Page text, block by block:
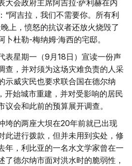
大会政府主席阿吉拉·萨利赫在内
“阿吉拉，我们不需要你。所有利
上，愤怒的抗议者还放火烧毁了
杜勒-梅纳姆·海西的宅邸。
表星期一（9月18日）宣读一份声
查，并对须为这场灾难负责的人采
示威灾民也要求联合国在德尔纳
开始城市重建，并对受影响的居民
会和此前的预算展开调查。
垮的两座大坝在20年前就已出现
此进行拨款，但并未用到实处，修
年，利比亚的一名水文学家曾在一
了德尔纳市面对洪水时的脆弱性，